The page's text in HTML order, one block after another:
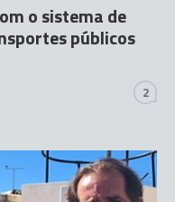
o sistema de
públicos
2